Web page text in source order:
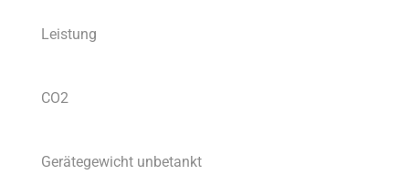
Leistung
CO2
Gerätegewicht unbetankt